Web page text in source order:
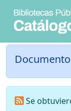
Se